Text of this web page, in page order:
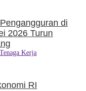
di
2026 Turun
Tenaga Kerja
RI